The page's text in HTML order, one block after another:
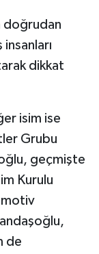
doğrudan
dikkat
isim ise
Grubu
geçmişte
Kurulu
de